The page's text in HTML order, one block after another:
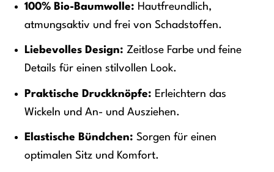
100% Bio-Baumwolle: Hautfreundlich,
atmungsaktiv und frei von Schadstoffen.
Liebevolles Design: Zeitlose Farbe und feine
Details für einen stilvollen Look.
Praktische Druckknöpfe: Erleichtern das
Wickeln und An- und Ausziehen.
Elastische Bündchen: Sorgen für einen
optimalen Sitz und Komfort.